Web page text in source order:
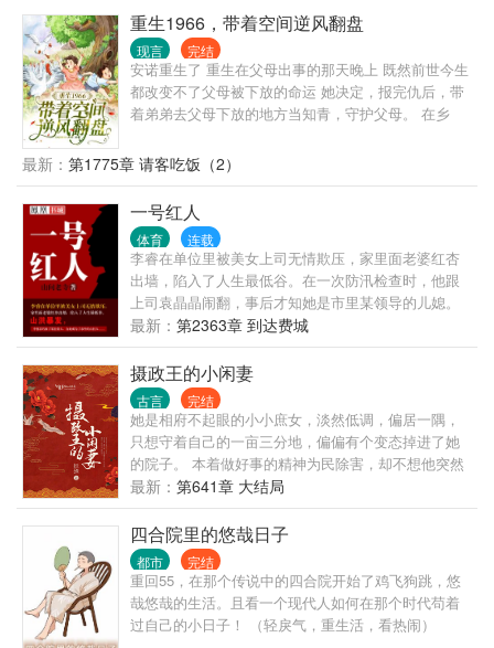
重生1966，带着空间逆风翻盘
现言 完结
安诺重生了 重生在父母出事的那天晚上 既然前世今生
都改变不了父母被下放的命运 她决定，报完仇后，带
着弟弟去父母下放的地方当知青，守护父母。 在乡
风生水起。
最新： 第1775章 请客吃饭（2）
一号红人
体育 连载
李睿在单位里被美女上司无情欺压，家里面老婆红杏
出墙，陷入了人生最低谷。在一次防汛检查时，他跟
上司袁晶晶闹翻，事后才知她是市里某领导的儿媳。
山洪暴发，李睿凑巧救了某位贵人，自此成为了市里
的大红人……
最新： 第2363章 到达费城
摄政王的小闲妻
古言 完结
她是相府不起眼的小小庶女，淡然低调，偏居一隅，
只想守着自己的一亩三分地，偏偏有个变态掉进了她
的院子。 本着做好事的精神为民除害，却不想他突然
醒来，被抓了个现行。 他是位高权重的一方军候，手
段狠辣，恶名昭彰。 渣爹为了保命，打包将她送上门
做妾，从此悲催的日子开始了。 端茶倒水、洗衣叠被
就算了，抱枕是什么鬼？ 《她是妾》 “爷！皇上说您
已经二十一了，该娶个正妻了！” “爷有穆九！” “太后说
她的侄女年方十八，端庄贤淑，准备赐给您做妻子！”
“爷有穆九。” “（T-T）......爷，奴才说的是娶夫人，穆
小姐是妾啊？” 怒：“等穆九什么时候愿意嫁给爷了，
最新： 第641章 大结局
四合院里的悠哉日子
都市 完结
重回55，在那个传说中的四合院开始了鸡飞狗跳，悠
哉悠哉的生活。且看一个现代人如何在那个时代苟着
过自己的小日子！ （轻戾气，重生活，看热闹）